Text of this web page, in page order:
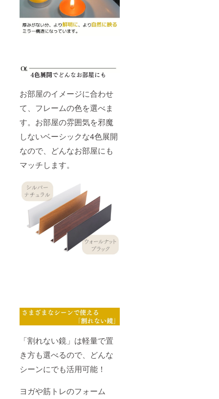
お部屋のイメージに合わせ
て、フレームの色を選べま
す。お部屋の雰囲気を邪魔
しないベーシックな4色展開
なので、どんなお部屋にも
マッチします。
「割れない鏡」は軽量で置
き方も選べるので、どんな
シーンにでも活用可能！
ヨガや筋トレのフォーム